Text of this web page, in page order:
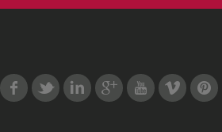
FacebookTwitterLinkedInGoogle Plus
YoutubeVimeo